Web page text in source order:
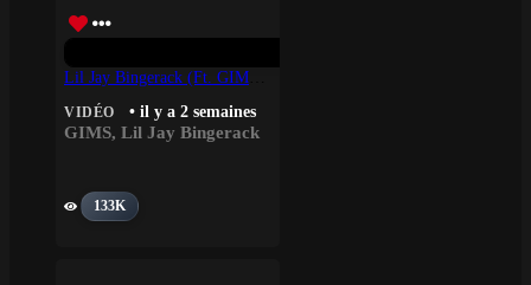
VIDÉO • il y a 2 semaines
GIMS, Lil Jay Bingerack
133K